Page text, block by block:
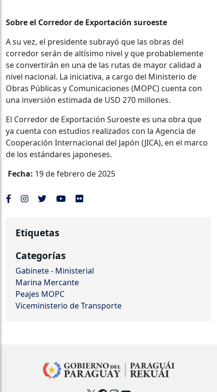
Sobre el Corredor de Exportación suroeste
A su vez, el presidente subrayó que las obras del
corredor serán de altísimo nivel y que probablemente
se convertirán en una de las rutas de mayor calidad a
nivel nacional. La iniciativa, a cargo del Ministerio de
Obras Públicas y Comunicaciones (MOPC) cuenta con
una inversión estimada de USD 270 millones.
El Corredor de Exportación Suroeste es una obra que
ya cuenta con estudios realizados con la Agencia de
Cooperación Internacional del Japón (JICA), en el marco
de los estándares japoneses.
Fecha: 19 de febrero de 2025
Etiquetas
Categorías
Gabinete - Ministerial
Marina Mercante
Peajes MOPC
Viceministerio de Transporte